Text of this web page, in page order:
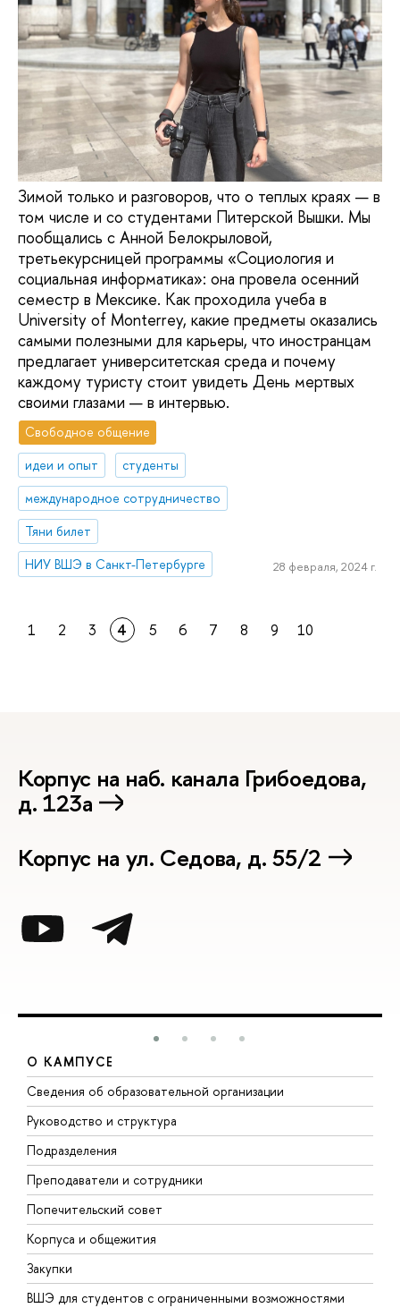
Зимой только и разговоров, что о теплых краях — в
том числе и со студентами Питерской Вышки. Мы
пообщались с Анной Белокрыловой,
третьекурсницей программы «Социология и
социальная информатика»: она провела осенний
семестр в Мексике. Как проходила учеба в
University of Monterrey, какие предметы оказались
самыми полезными для карьеры, что иностранцам
предлагает университетская среда и почему
каждому туристу стоит увидеть День мертвых
своими глазами — в интервью.
Свободное общение
идеи и опыт
студенты
международное сотрудничество
Тяни билет
НИУ ВШЭ в Санкт-Петербурге
28 февраля, 2024 г.
1 2 3 4 5 6 7 8 9 10
Корпус на наб. канала Грибоедова,
д. 123а
Корпус на ул. Седова, д. 55/2
О КАМПУСЕ
Сведения об образовательной организации
Руководство и структура
Подразделения
Преподаватели и сотрудники
Попечительский совет
Корпуса и общежития
Закупки
ВШЭ для студентов с ограниченными возможностями